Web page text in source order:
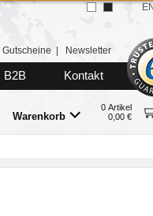
Gutscheine Newsletter
B2B Kontakt
Warenkorb
0 Artikel
0,00 €